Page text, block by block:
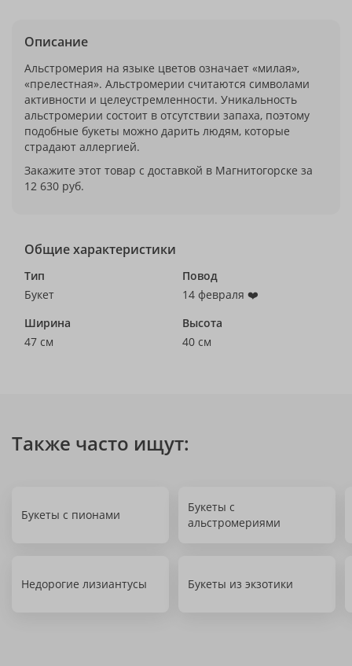
Описание
Альстромерия на языке цветов означает «милая»,
«прелестная». Альстромерии считаются символами
активности и целеустремленности. Уникальность
альстромерии состоит в отсутствии запаха, поэтому
подобные букеты можно дарить людям, которые
страдают аллергией.
Закажите этот товар с доставкой в Магнитогорске за
12 630 руб.
Общие характеристики
Тип
Букет
Повод
14 февраля ❤️
Ширина
47 см
Высота
40 см
Также часто ищут:
Букеты с пионами
Букеты с
альстромериями
Недорогие лизиантусы Букеты из экзотики